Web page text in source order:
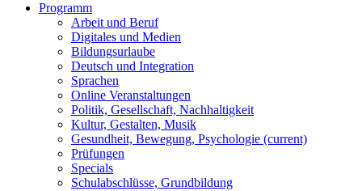
Programm
Arbeit und Beruf
Digitales und Medien
Bildungsurlaube
Deutsch und Integration
Sprachen
Online Veranstaltungen
Politik, Gesellschaft, Nachhaltigkeit
Kultur, Gestalten, Musik
Gesundheit, Bewegung, Psychologie (current)
Prüfungen
Specials
Schulabschlüsse, Grundbildung